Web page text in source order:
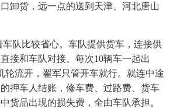
卸货，远一点的送到天津、河北唐山
队比较省心。车队提供货车，连接供
接和车队对接。每次10辆车一起出
轮流开，翟军只管开车就行。就连中途
押车人结账，修车费、过路费、货车
货品出现的损失费，全由车队承担。